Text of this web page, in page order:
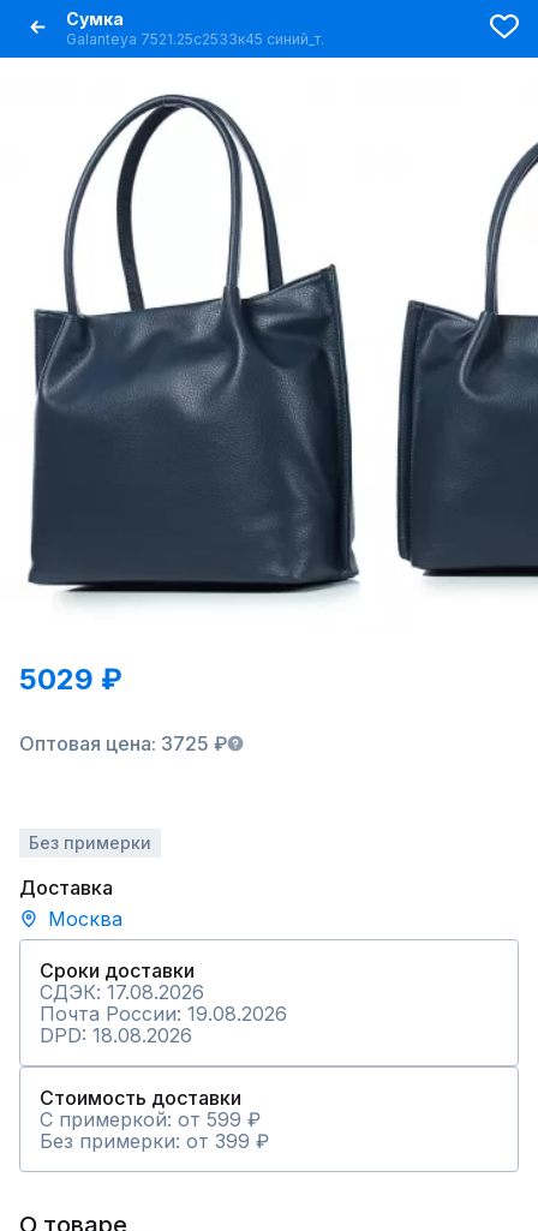
Сумка
Galanteya 7521.25с2533к45 синий_т.
5029 ₽
Оптовая цена: 3725 ₽
Без примерки
Доставка
Москва
Сроки доставки
СДЭК: 17.08.2026
Почта России: 19.08.2026
DPD: 18.08.2026
Стоимость доставки
С примеркой: от 599 ₽
Без примерки: от 399 ₽
О товаре